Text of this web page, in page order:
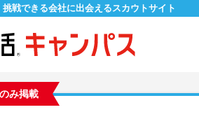
挑戦できる会社に出会えるスカウトサイト
み掲載